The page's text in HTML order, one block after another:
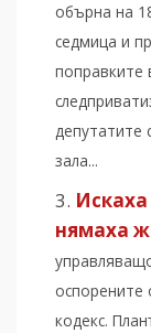
обърна на
седмица и
поправките
депутатите
зала...
нямаха
оспорените
кодекс.